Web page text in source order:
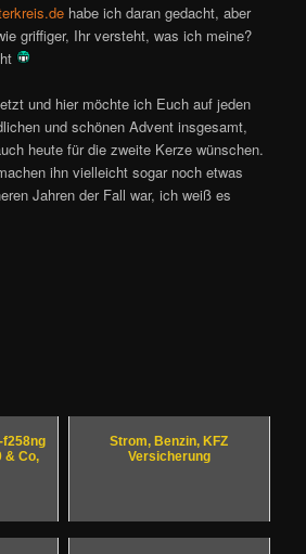
habe ich daran gedacht, aber
griffiger, Ihr versteht, was ich meine?
und hier möchte ich Euch auf jeden
und schönen Advent insgesamt,
heute für die zweite Kerze wünschen.
ihn vielleicht sogar noch etwas
Jahren der Fall war, ich weiß es
f258ng
& Co,
Strom, Benzin, KFZ
Versicherung